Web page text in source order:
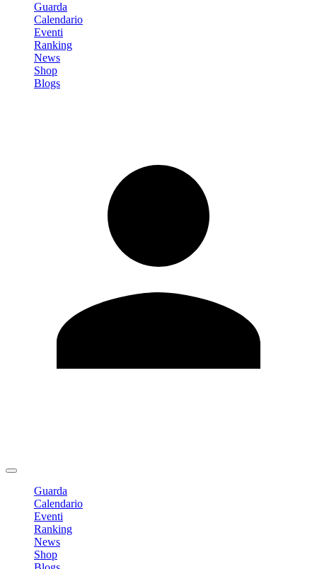
Guarda
Calendario
Eventi
Ranking
News
Shop
Blogs
Guarda
Calendario
Eventi
Ranking
News
Shop